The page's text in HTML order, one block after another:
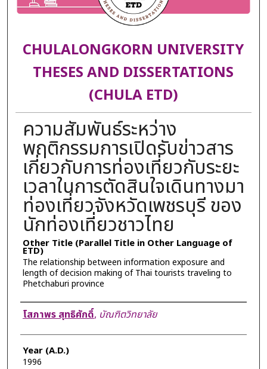
CHULALONGKORN UNIVERSITY
THESES AND DISSERTATIONS
(CHULA ETD)
ความสัมพันธ์ระหว่าง
พฤติกรรมการเปิดรับข่าวสาร
เกี่ยวกับการท่องเที่ยวกับระยะ
เวลาในการตัดสินใจเดินทางมา
ท่องเที่ยวจังหวัดเพชรบุรี ของ
นักท่องเที่ยวชาวไทย
Other Title (Parallel Title in Other Language of
ETD)
The relationship between information exposure and
length of decision making of Thai tourists traveling to
Phetchaburi province
Author
โสภาพร สุทธิศักดิ์, บัณฑิตวิทยาลัย
Year (A.D.)
1996